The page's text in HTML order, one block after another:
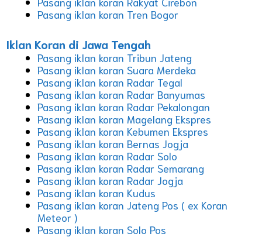
Pasang iklan koran Tren Bogor
Iklan Koran di Jawa Tengah
Pasang iklan koran Tribun Jateng
Pasang iklan koran Suara Merdeka
Pasang iklan koran Radar Tegal
Pasang iklan koran Radar Banyumas
Pasang iklan koran Radar Pekalongan
Pasang iklan koran Magelang Ekspres
Pasang iklan koran Kebumen Ekspres
Pasang iklan koran Bernas Jogja
Pasang iklan koran Radar Solo
Pasang iklan koran Radar Semarang
Pasang iklan koran Radar Jogja
Pasang iklan koran Kudus
Pasang iklan koran Jateng Pos ( ex Koran
Meteor )
Pasang iklan koran Solo Pos